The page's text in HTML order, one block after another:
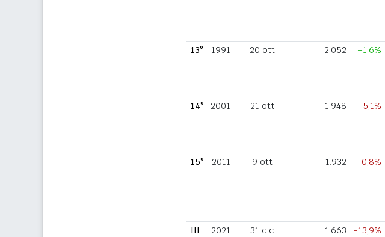
13°
1991 20 ott 2.052 +1,6%
14°
2001 21 ott 1.948 -5,1%
15°
2011 9 ott 1.932 -0,8%
III
2021 31 dic 1.663 -13,9%